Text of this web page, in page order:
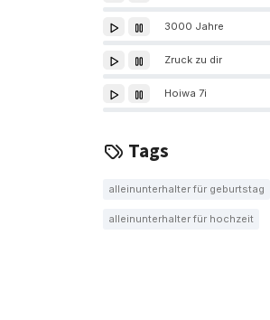
3000 Jahre
Zruck zu dir
Hoiwa 7i
Tags
alleinunterhalter für geburtstag
alleinunterhalter für hochzeit